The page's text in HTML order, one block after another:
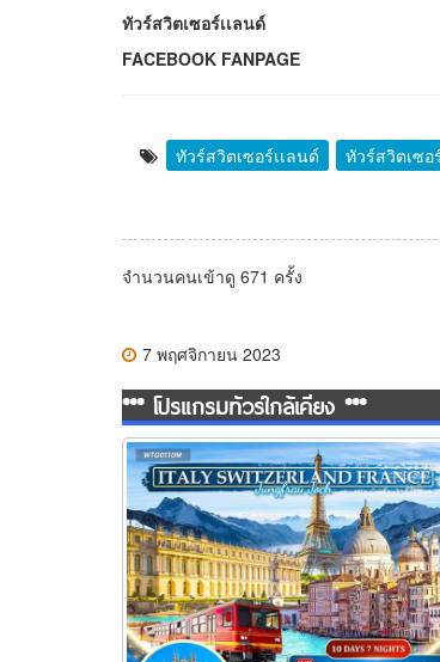
ทัวร์สวิตเซอร์เเลนด์
FACEBOOK FANPAGE
ทัวร์สวิตเซอร์เเลนด์ ทัวร์สวิตเซอ
จำนวนคนเข้าดู 671 ครั้ง
7 พฤศจิกายน 2023
*** โปรแกรมทัวร์ใกล้เคียง ***
ทัวร์อิตาลี สวิตเซอร์แลนด์ ฝรั่งเศส 10 วัน 7
คืน (TG)